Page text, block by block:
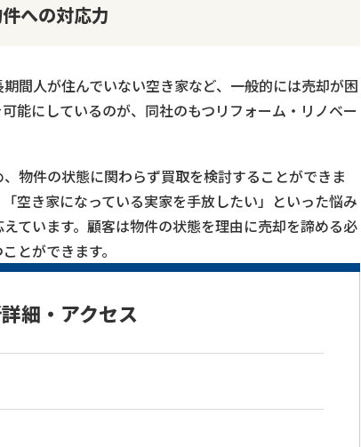
への対応力
間人が住んでいない空き家など、一般的には売却が困
能にしているのが、同社のもつリフォーム・リノベー
物件の状態に関わらず買取を検討することができま
空き家になっている実家を手放したい」といった悩み
ています。顧客は物件の状態を理由に売却を諦める必
とができます。
細・アクセス